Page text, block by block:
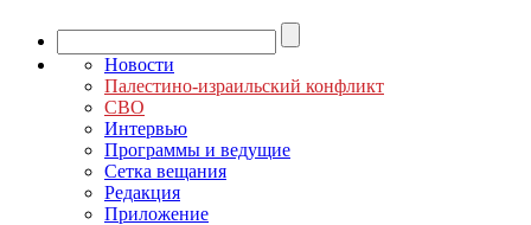
Новости
Палестино-израильский конфликт
СВО
Интервью
Программы и ведущие
Сетка вещания
Редакция
Приложение